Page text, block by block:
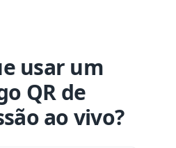
usar um
QR de
ao vivo?